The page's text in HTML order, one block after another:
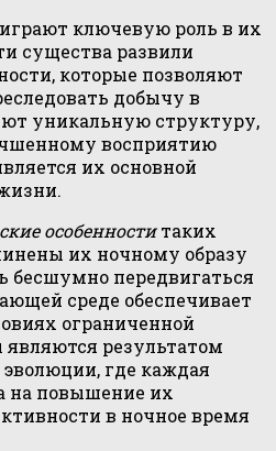
играют ключевую роль в их
существа развили
которые позволяют
добычу в
уникальную структуру,
восприятию
их основной
особенноститаких
их ночному образу
бесшумно передвигаться
среде обеспечивает
ограниченной
результатом
эволюции, где каждая
на повышение их
в ночное время